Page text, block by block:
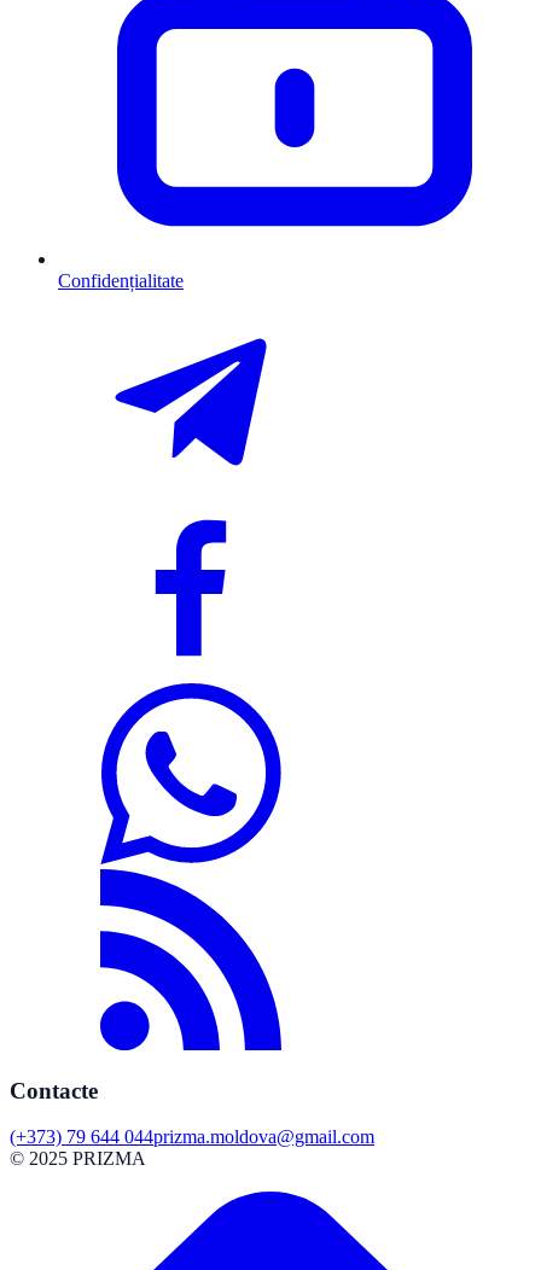
Confidențialitate
Contacte
(+373) 79 644 044prizma.moldova@gmail.com
© 2025 PRIZMA